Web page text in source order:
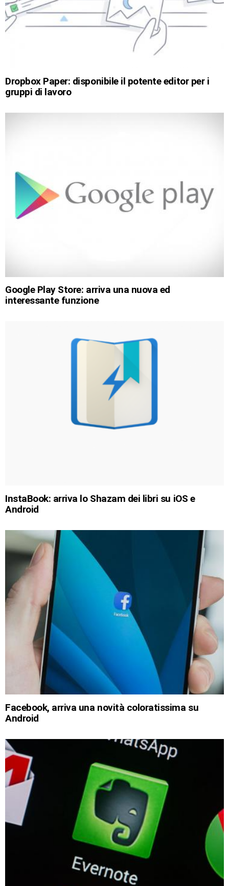
Dropbox Paper: disponibile il potente editor per i
gruppi di lavoro
Google Play Store: arriva una nuova ed
interessante funzione
InstaBook: arriva lo Shazam dei libri su iOS e
Android
Facebook, arriva una novità coloratissima su
Android